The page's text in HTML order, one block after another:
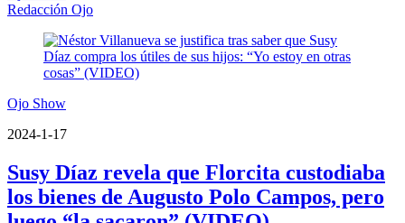
Redacción Ojo
Ojo Show
2024-1-17
Susy Díaz revela que Florcita custodiaba
los bienes de Augusto Polo Campos, pero